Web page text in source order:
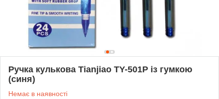
Ручка кулькова Tianjiao TY-501P із гумкою
(синя)
Немає в наявності